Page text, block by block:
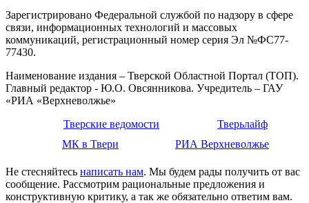
Зарегистрировано Федеральной службой по надзору в сфере
связи, информационных технологий и массовых
коммуникаций, регистрационный номер серия Эл №ФС77-
77430.
Наименование издания – Тверской Областной Портал (ТОП).
Главный редактор - Ю.О. Овсянникова. Учредитель – ГАУ
«РИА «Верхневолжье»
Тверские ведомости
Тверьлайф
МК в Твери
РИА Верхневолжье
Не стесняйтесь написать нам. Мы будем рады получить от вас
сообщение. Рассмотрим рациональные предложения и
конструктивную критику, а так же обязательно ответим вам.